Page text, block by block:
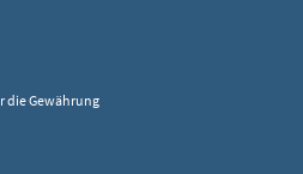
die Gewährung